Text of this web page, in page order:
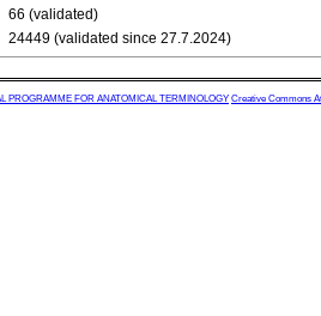
66 (validated)
24449 (validated since 27.7.2024)
PROGRAMME FOR ANATOMICAL TERMINOLOGY Creative Commons